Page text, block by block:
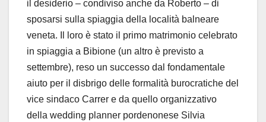
il desiderio – condiviso anche da Roberto – di
sposarsi sulla spiaggia della località balneare
veneta. Il loro è stato il primo matrimonio celebrato
in spiaggia a Bibione (un altro è previsto a
settembre), reso un successo dal fondamentale
aiuto per il disbrigo delle formalità burocratiche del
vice sindaco Carrer e da quello organizzativo
della wedding planner pordenonese Silvia